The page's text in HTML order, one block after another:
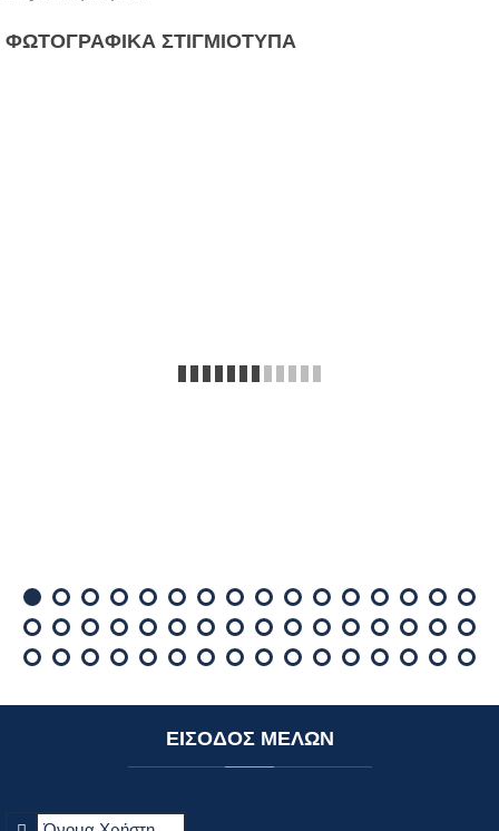
ΦΩΤΟΓΡΑΦΙΚΑ ΣΤΙΓΜΙΟΤΥΠΑ
ΕΙΣΟΔΟΣΜΕΛΩΝ